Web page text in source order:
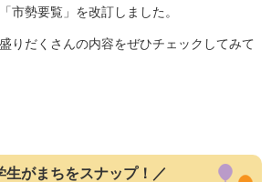
市勢要覧」を改訂しました。
りだくさんの内容をぜひチェックしてみて
生がまちをスナップ！／